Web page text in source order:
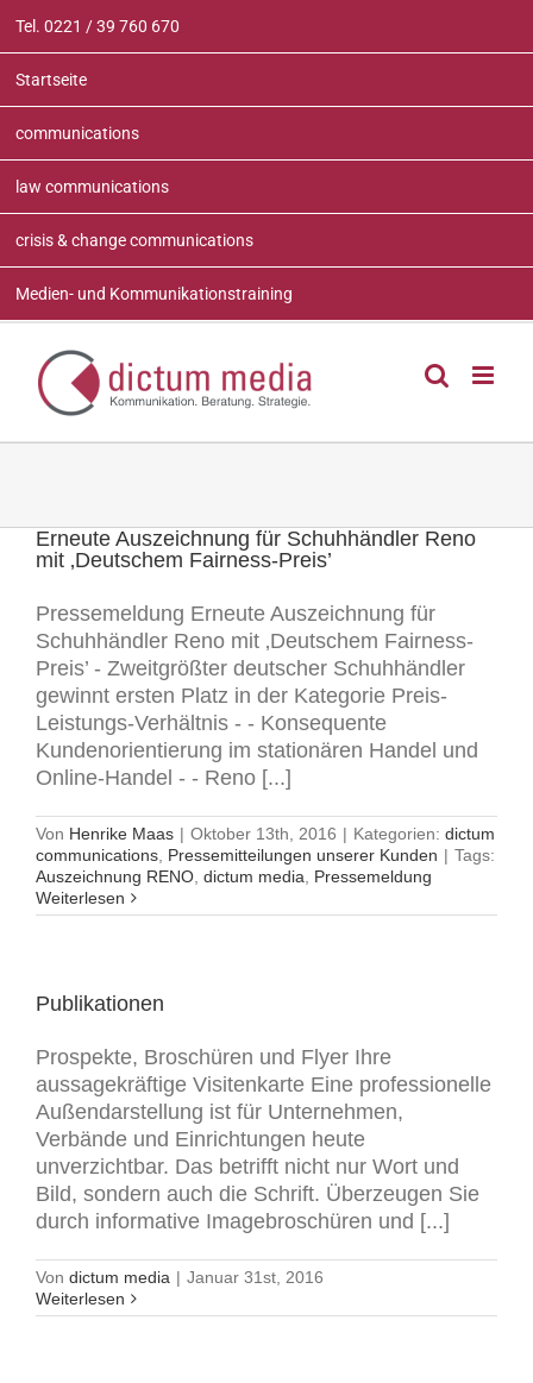
Inhalt
springen
Tel. 0221 / 39 760 670
Startseite
communications
law communications
crisis & change communications
Medien- und Kommunikationstraining
Erneute Auszeichnung für Schuhhändler Reno
mit ‚Deutschem Fairness-Preis’
Pressemeldung Erneute Auszeichnung für
Schuhhändler Reno mit ‚Deutschem Fairness-
Preis’ - Zweitgrößter deutscher Schuhhändler
gewinnt ersten Platz in der Kategorie Preis-
Leistungs-Verhältnis - - Konsequente
Kundenorientierung im stationären Handel und
Online-Handel - - Reno [...]
Von Henrike Maas | Oktober 13th, 2016 | Kategorien: dictum
communications Pressemitteilungen unserer Kunden | Tags:
Auszeichnung RENO dictum media
Pressemeldung
Weiterlesen
Publikationen
Prospekte, Broschüren und Flyer Ihre
aussagekräftige Visitenkarte Eine professionelle
Außendarstellung ist für Unternehmen,
Verbände und Einrichtungen heute
unverzichtbar. Das betrifft nicht nur Wort und
Bild, sondern auch die Schrift. Überzeugen Sie
durch informative Imagebroschüren und [...]
Von dictum media | Januar 31st, 2016
Weiterlesen